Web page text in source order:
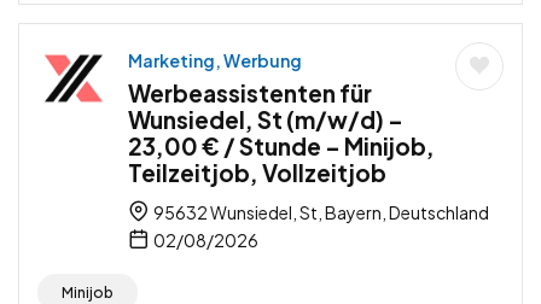
Marketing, Werbung
Werbeassistenten für
Wunsiedel, St (m/w/d) –
23,00 € / Stunde – Minijob,
Teilzeitjob, Vollzeitjob
95632 Wunsiedel, St, Bayern, Deutschland
02/08/2026
Minijob